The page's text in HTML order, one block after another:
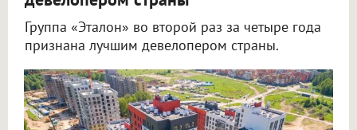
Группа «Эталон» во второй раз за четыре года
признана лучшим девелопером страны.